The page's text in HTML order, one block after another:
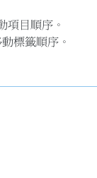
目順序。
標籤順序。